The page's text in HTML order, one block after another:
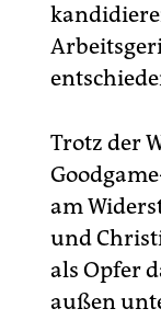
Trotz der
am
und
als Opfer
außen